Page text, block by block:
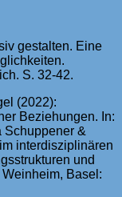
gestalten. Eine
S. 32-42.
(2022):
Beziehungen. In:
Schuppener &
interdisziplinären
und
Basel: